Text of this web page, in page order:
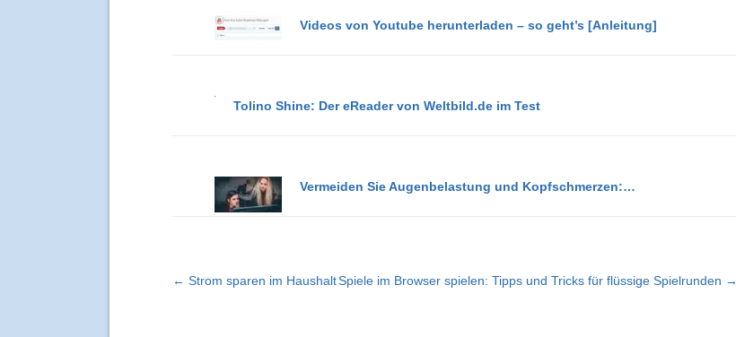
Videos von Youtube herunterladen – so geht’s [Anleitung]
Tolino Shine: Der eReader von Weltbild.de im Test
Vermeiden Sie Augenbelastung und Kopfschmerzen:…
← Strom sparen im HaushaltSpiele im Browser spielen: Tipps und Tricks für flüssige Spielrunden →